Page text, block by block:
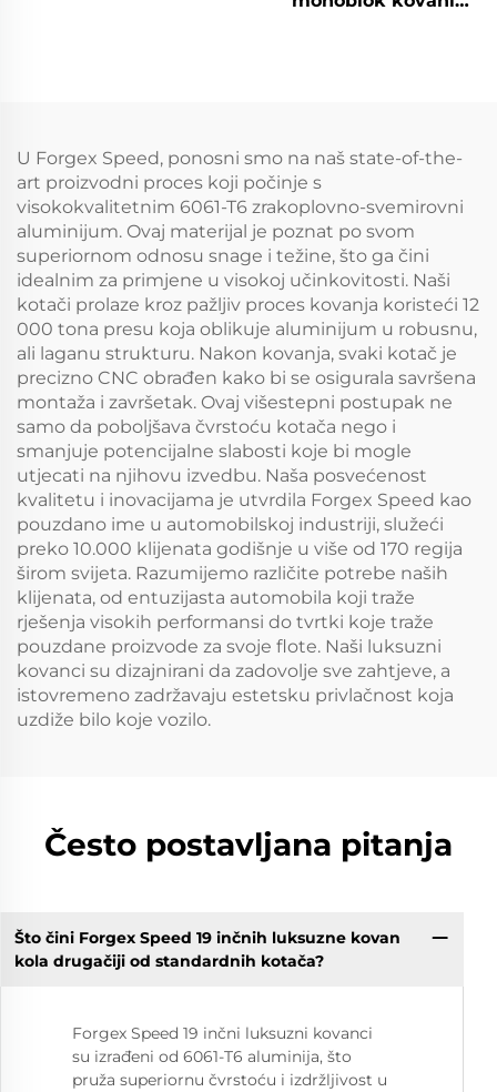
U Forgex Speed, ponosni smo na naš state-of-the-
art proizvodni proces koji počinje s
visokokvalitetnim 6061-T6 zrakoplovno-svemirovni
aluminijum. Ovaj materijal je poznat po svom
superiornom odnosu snage i težine, što ga čini
idealnim za primjene u visokoj učinkovitosti. Naši
kotači prolaze kroz pažljiv proces kovanja koristeći 12
000 tona presu koja oblikuje aluminijum u robusnu,
ali laganu strukturu. Nakon kovanja, svaki kotač je
precizno CNC obrađen kako bi se osigurala savršena
montaža i završetak. Ovaj višestepni postupak ne
samo da poboljšava čvrstoću kotača nego i
smanjuje potencijalne slabosti koje bi mogle
utjecati na njihovu izvedbu. Naša posvećenost
kvalitetu i inovacijama je utvrdila Forgex Speed kao
pouzdano ime u automobilskoj industriji, služeći
preko 10.000 klijenata godišnje u više od 170 regija
širom svijeta. Razumijemo različite potrebe naših
klijenata, od entuzijasta automobila koji traže
rješenja visokih performansi do tvrtki koje traže
pouzdane proizvode za svoje flote. Naši luksuzni
kovanci su dizajnirani da zadovolje sve zahtjeve, a
istovremeno zadržavaju estetsku privlačnost koja
uzdiže bilo koje vozilo.
Često postavljana pitanja
Što čini Forgex Speed 19 inčnih luksuzne kovan
kola drugačiji od standardnih kotača?
Forgex Speed 19 inčni luksuzni kovanci
su izrađeni od 6061-T6 aluminija, što
pruža superiornu čvrstoću i izdržljivost u